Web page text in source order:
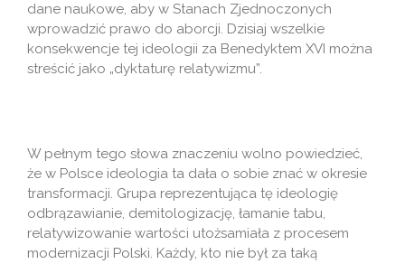
dane naukowe, aby w Stanach Zjednoczonych
wprowadzić prawo do aborcji. Dzisiaj wszelkie
konsekwencje tej ideologii za Benedyktem XVI można
streścić jako „dyktaturę relatywizmu”.
W pełnym tego słowa znaczeniu wolno powiedzieć,
że w Polsce ideologia ta dała o sobie znać w okresie
transformacji. Grupa reprezentująca tę ideologię
odbrązawianie, demitologizację, łamanie tabu,
relatywizowanie wartości utożsamiała z procesem
modernizacji Polski. Każdy, kto nie był za taką